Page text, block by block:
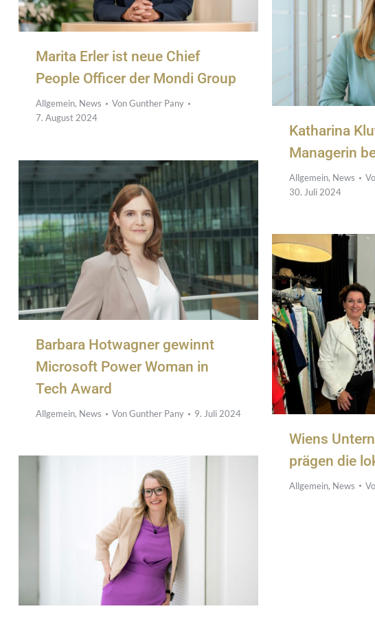
Marita Erler ist neue Chief
People Officer der Mondi Group
Allgemein, News VonGunther Pany
7. August 2024
Katharina
Managerin
Allgemein, News
30. Juli 2024
Barbara Hotwagner gewinnt
Microsoft Power Woman in
Tech Award
Allgemein, News VonGunther Pany 9. Juli 2024
Wiens
prägen die
Allgemein, News